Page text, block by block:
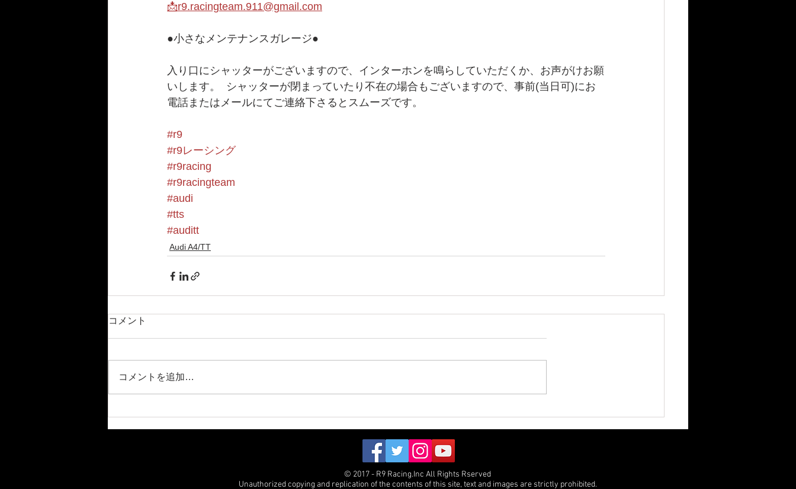
📩r9.racingteam.911@gmail.com
●小さなメンテナンスガレージ●
入り口にシャッターがございますので、インターホンを鳴らしていただくか、お声がけお願
いします。  シャッターが閉まっていたり不在の場合もございますので、事前(当日可)にお
電話またはメールにてご連絡下さるとスムーズです。
#r9
#r9レーシング
#r9racing
#r9racingteam
#audi
#tts
#auditt
Audi A4/TT
コメント
コメントを追加…
© 2017 - R9 Racing.Inc All Rights Rserved
Unauthorized copying and replication of the contents of this site, text and images are strictly prohibited.